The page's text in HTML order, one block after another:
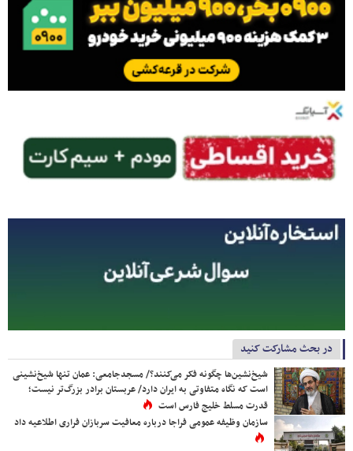
در بحث مشارکت کنید
شیخ‌نشین‌ها چگونه فکر می‌کنند؟/ مسجدجامعی: عمان تنها شیخ‌نشینی
است که نگاه متفاوتی به ایران دارد/ عربستان برادر بزرگ‌تر نیست؛
قدرت مسلط خلیج فارس است
سازمان وظیفه عمومی فراجا درباره معافیت سربازان فراری اطلاعیه داد